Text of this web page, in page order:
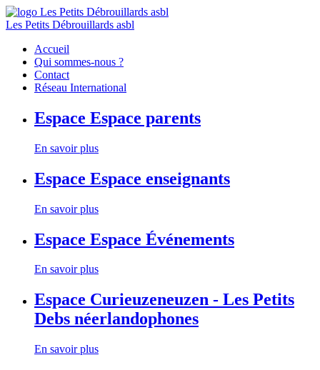
Les Petits Débrouillards asbl
Accueil
Qui sommes-nous ?
Contact
Réseau International
Espace Espace parents
En savoir plus
Espace Espace enseignants
En savoir plus
Espace Espace Événements
En savoir plus
Espace Curieuzeneuzen - Les Petits
Debs néerlandophones
En savoir plus